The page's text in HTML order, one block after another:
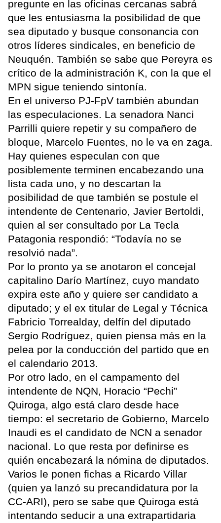
pregunte en las oficinas cercanas sabrá
que les entusiasma la posibilidad de que
sea diputado y busque consonancia con
otros líderes sindicales, en beneficio de
Neuquén. También se sabe que Pereyra es
crítico de la administración K, con la que el
MPN sigue teniendo sintonía.
En el universo PJ-FpV también abundan
las especulaciones. La senadora Nanci
Parrilli quiere repetir y su compañero de
bloque, Marcelo Fuentes, no le va en zaga.
Hay quienes especulan con que
posiblemente terminen encabezando una
lista cada uno, y no descartan la
posibilidad de que también se postule el
intendente de Centenario, Javier Bertoldi,
quien al ser consultado por La Tecla
Patagonia respondió: “Todavía no se
resolvió nada”.
Por lo pronto ya se anotaron el concejal
capitalino Darío Martínez, cuyo mandato
expira este año y quiere ser candidato a
diputado; y el ex titular de Legal y Técnica
Fabricio Torrealday, delfín del diputado
Sergio Rodríguez, quien piensa más en la
pelea por la conducción del partido que en
el calendario 2013.
Por otro lado, en el campamento del
intendente de NQN, Horacio “Pechi”
Quiroga, algo está claro desde hace
tiempo: el secretario de Gobierno, Marcelo
Inaudi es el candidato de NCN a senador
nacional. Lo que resta por definirse es
quién encabezará la nómina de diputados.
Varios le ponen fichas a Ricardo Villar
(quien ya lanzó su precandidatura por la
CC-ARI), pero se sabe que Quiroga está
intentando seducir a una extrapartidaria